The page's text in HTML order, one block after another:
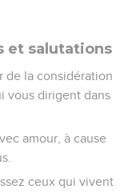
et salutations
de la considération
vous dirigent dans
amour, à cause
ceux qui vivent